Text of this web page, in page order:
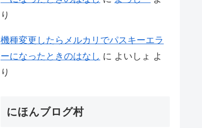
り
機種変更したらメルカリでパスキーエラ
ーになったときのはなし に よいしょ よ
り
にほんブログ村